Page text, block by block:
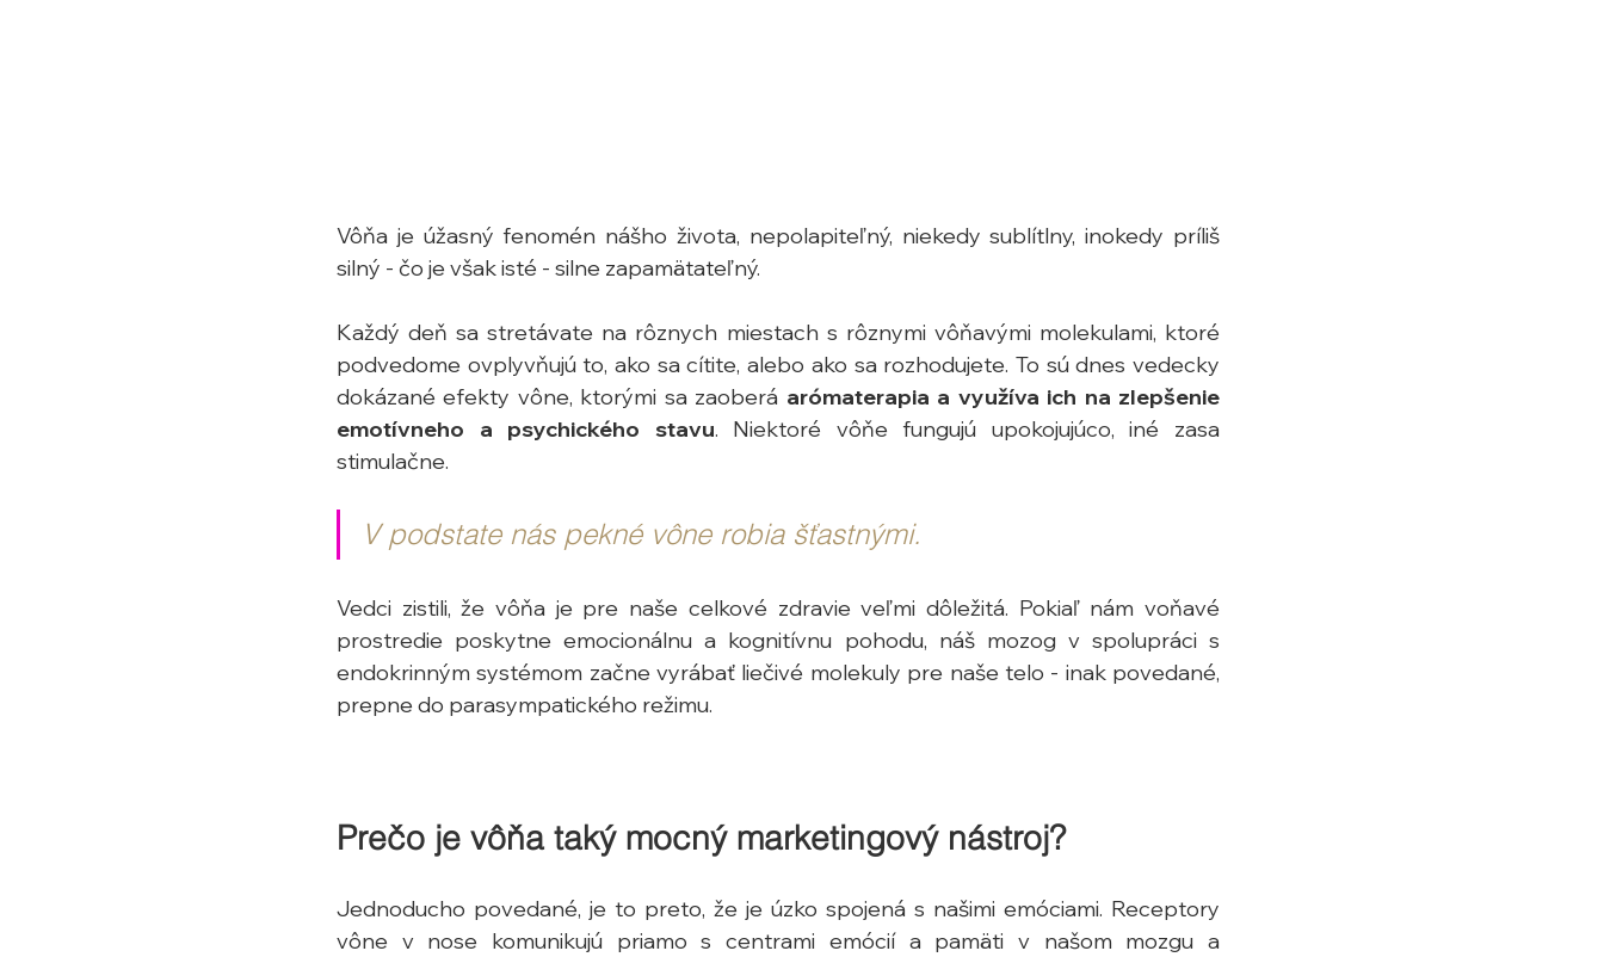
Vôňa je úžasný fenomén nášho života, nepolapiteľný, niekedy sublítlny, inokedy príliš
silný - čo je však isté - silne zapamätateľný.
Každý deň sa stretávate na rôznych miestach s rôznymi vôňavými molekulami, ktoré
podvedome ovplyvňujú to, ako sa cítite, alebo ako sa rozhodujete. To sú dnes vedecky
dokázané efekty vône, ktorými sa zaoberá arómaterapia a využíva ich na zlepšenie
emotívneho a psychického stavu. Niektoré vôňe fungujú upokojujúco, iné zasa
stimulačne.
V podstate nás pekné vône robia šťastnými.
Vedci zistili, že vôňa je pre naše celkové zdravie veľmi dôležitá. Pokiaľ nám voňavé
prostredie poskytne emocionálnu a kognitívnu pohodu, náš mozog v spolupráci s
endokrinným systémom začne vyrábať liečivé molekuly pre naše telo - inak povedané,
prepne do parasympatického režimu.
Prečo je vôňa taký mocný marketingový nástroj?
Jednoducho povedané, je to preto, že je úzko spojená s našimi emóciami. Receptory
vône v nose komunikujú priamo s centrami emócií a pamäti v našom mozgu a